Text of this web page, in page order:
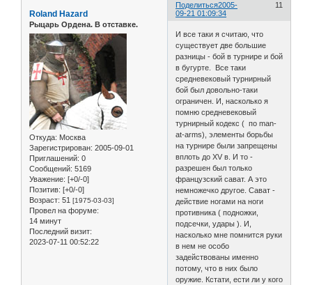
Поделиться 11
2005-
09-21 01:09:34
Roland Hazard
Рыцарь Ордена. В отставке.
Откуда: Москва
Зарегистрирован: 2005-09-01
Приглашений: 0
Сообщений: 5169
Уважение: [+0/-0]
Позитив: [+0/-0]
Возраст: 51 [1975-03-03]
Провел на форуме:
14 минут
Последний визит:
2023-07-11 00:52:22
И все таки я считаю, что
существует две большие
разницы - бой в турнире и бой
в бугурте. Все таки
средневековый турнирный
бой был довольно-таки
ограничен. И, насколько я
помню средневековый
турнирный кодекс ( по man-
at-arms), элементы борьбы
на турнире были запрещены
вплоть до XV в. И то -
разрешен был только
французский сават. А это
немножечко другое. Сават -
действие ногами на ноги
противника ( подножки,
подсечки, удары ). И,
насколько мне помнится руки
в нем не особо
задействованы именно
потому, что в них было
оружие. Кстати, ести ли у кого